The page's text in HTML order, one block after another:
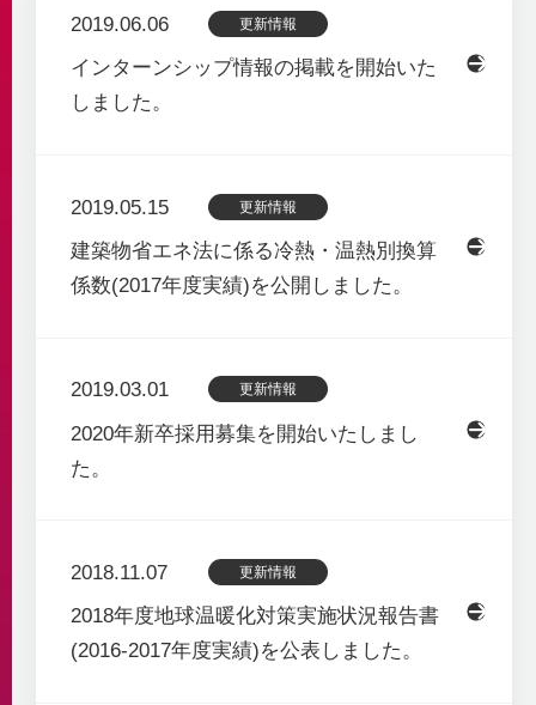
地域連携
地域への参画
教育機関との連携
人材育成と多様な働き方
取得認証
みなとみらい21中央地区の地域冷暖房
センタープラント
主要設備
地域導管
会社紹介動画
決算情報・熱販売状況
各種公開情報
建築物省エネ法
熱供給事業者別排出係数
横浜市環境保全協定
2019.06.06 更新情報
インターンシップ情報の掲載を開始いた
しました。
2019.05.15 更新情報
建築物省エネ法に係る冷熱・温熱別換算
係数(2017年度実績)を公開しました。
2019.03.01 更新情報
2020年新卒採用募集を開始いたしまし
た。
2018.11.07 更新情報
2018年度地球温暖化対策実施状況報告書
(2016-2017年度実績)を公表しました。